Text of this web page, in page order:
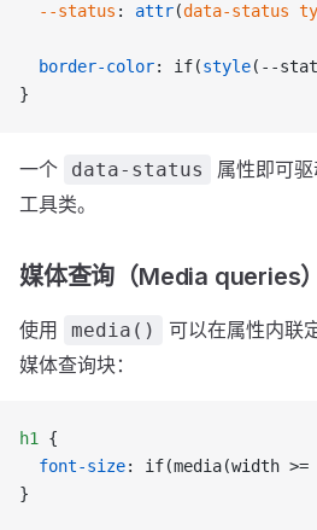
  --status
: attr(data-status
  border-color
: if(style(--
}
一个 data-status
属性即可
工具类。
媒体查询（Media queries）
使用 media()
可以在属性内联
媒体查询块：
h1
{
  font-size
: if(media(width >=
}